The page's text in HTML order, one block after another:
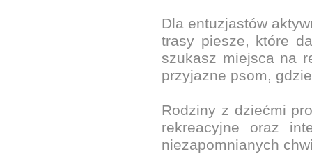
Dla entuzjastów
trasy piesze, które
szukasz miejsca na
przyjazne psom,
Rodziny z dziećmi
rekreacyjne oraz
niezapomnianych